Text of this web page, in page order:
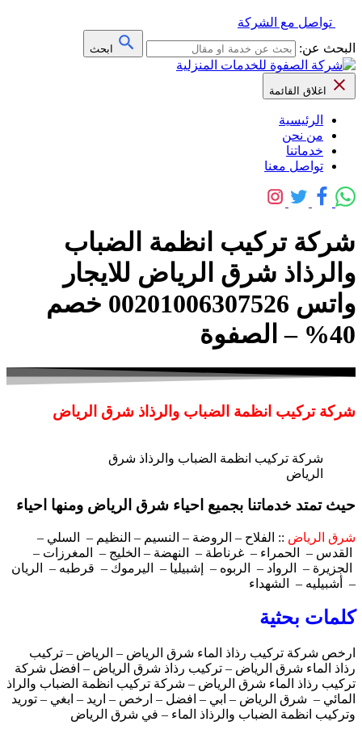
تواصل مع الشركة
البحث عن:
ابحث
اغلاق القائمة
الرئيسية
من نحن
خدماتنا
تواصل معنا
شركة تركيب انظمة الضباب
والرذاذ شرق الرياض للايجار
واتس 00201006307526 خصم
40% – الصفوة
شركة تركيب انظمة الضباب والرذاذ شرق الرياض
شركة تركيب انظمة الضباب والرذاذ شرق
الرياض
حيث تمتد خدماتنا بجميع احياء شرق الرياض ومنها احياء
شرق الرياض :: الفلاح – الروضة – النسيم – النظيم – السلي –
القدس – الحمراء – غرناطة – النهضة – الخليج – المغرزات –
الجزيرة – الرواد – الربوه – إشبيليا – اليرموك – قرطبه – الريان
– أشبيليه – الشهداء
كلمات بحثية
ارخص شركة تركيب رذاذ الماء شرق الرياض – الرياض – تركيب
رذاذ الماء شرق الرياض – تركيب رذاذ شرق الرياض – افضل شركة
تركيب رذاذ الماء شرق الرياض – شركة تركيب انظمة الضباب والراذ
المائي – شرق الرياض – ابي – افضل – ارخص – اريد – ابغي – توريد
وتركيب انظمة الضباب والرذاذ الماء – في شرق الرياض